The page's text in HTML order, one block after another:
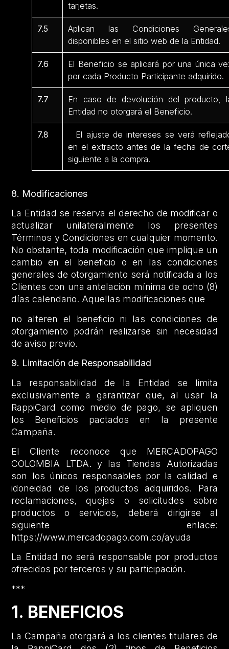
tarjetas.
7.5
Aplican las Condiciones
disponibles en el sitio web de la Entidad.
7.6
El Beneficio se aplicará por una única
por cada Producto Participante adquirido.
7.7
En caso de devolución del producto,
Entidad no otorgará el Beneficio.
7.8
El ajuste de intereses se verá
en el extracto antes de la fecha de
siguiente a la compra.
8. Modificaciones
La Entidad se reserva el derecho de modificar o
actualizar unilateralmente los presentes
Términos y Condiciones en cualquier momento.
No obstante, toda modificación que implique un
cambio en el beneficio o en las condiciones
generales de otorgamiento será notificada a los
Clientes con una antelación mínima de ocho (8)
días calendario. Aquellas modificaciones que
no alteren el beneficio ni las condiciones de
otorgamiento podrán realizarse sin necesidad
de aviso previo.
9. Limitación de Responsabilidad
La responsabilidad de la Entidad se limita
exclusivamente a garantizar que, al usar la
RappiCard como medio de pago, se apliquen
los Beneficios pactados en la presente
Campaña.
El Cliente reconoce que MERCADOPAGO
COLOMBIA LTDA. y las Tiendas Autorizadas
son los únicos responsables por la calidad e
idoneidad de los productos adquiridos. Para
reclamaciones, quejas o solicitudes sobre
productos o servicios, deberá dirigirse al
siguiente enlace:
https://www.mercadopago.com.co/ayuda
La Entidad no será responsable por productos
ofrecidos por terceros y su participación.
***
1. BENEFICIOS
La Campaña otorgará a los clientes titulares de